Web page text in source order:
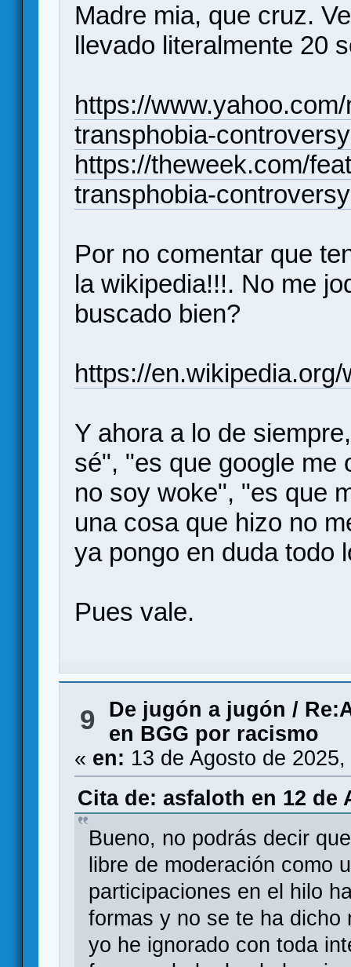
Madre mia, que cruz.
llevado literalmente 20
https://
transphobia-
https://theweek.com/
transphobia-
Por no comentar que
la wikipedia!!!. No me
buscado bien?
https://
Y ahora a lo de
sé", "es que google me
no soy woke", "es que
una cosa que hizo no
ya pongo en duda todo
Pues vale.
9 De jugón a jugón /
en BGG por racismo
« en: 13 de Agosto de
Cita de: asfaloth en 12 de
Bueno, no podrás decir
libre de moderación como
participaciones en el hilo
formas y no se te ha
yo he ignorado con toda